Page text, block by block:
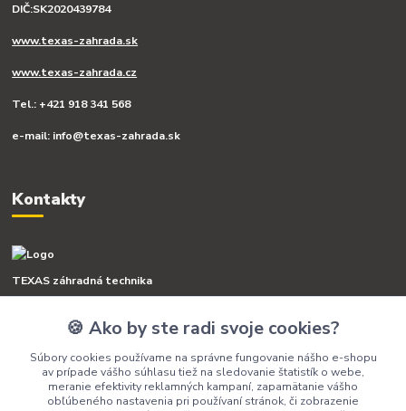
DIČ:SK2020439784
www.texas-zahrada.sk
www.texas-zahrada.cz
Tel.: +421 918 341 568
e-mail: info@texas-zahrada.sk
Kontakty
TEXAS záhradná technika
+421 918 341 568
info@texas-zahrada.sk
🍪 Ako by ste radi svoje cookies?
Súbory cookies používame na správne fungovanie nášho e-shopu
av prípade vášho súhlasu tiež na sledovanie štatistík o webe,
meranie efektivity reklamných kampaní, zapamätanie vášho
obľúbeného nastavenia pri používaní stránok, či zobrazenie